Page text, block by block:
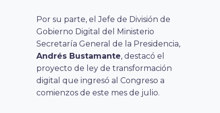
Por su parte, el Jefe de División de
Gobierno Digital del Ministerio
Secretaría General de la Presidencia,
Andrés Bustamante, destacó el
proyecto de ley de transformación
digital que ingresó al Congreso a
comienzos de este mes de julio.